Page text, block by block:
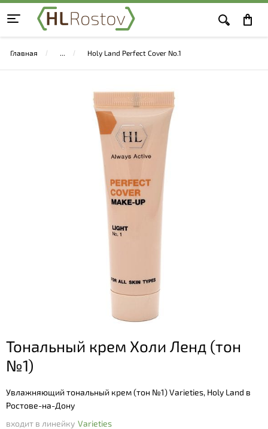
Главная Holy Land Perfect Cover No.1
Тональный крем Холи Ленд (тон
№1)
Увлажняющий тональный крем (тон №1) Varieties, Holy Land в
Ростове-на-Дону
входит в линейку Varieties